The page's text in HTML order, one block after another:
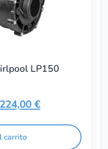
LP150
224,00 €
carrito